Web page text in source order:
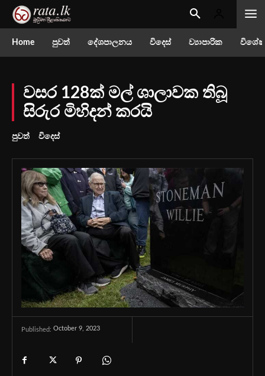
Home පුවත් දේශපාලනය විදෙස් ව්‍යාපාරික
වසර 128ක් මල් ශාලාවක තිබූ
සිරුර මිහිදන් කරයි
පුවත් විදෙස්
Published: October 9, 2023